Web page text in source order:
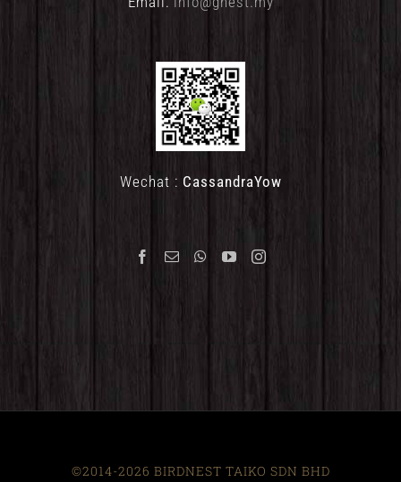
Wechat : CassandraYow
©2014-2026 BIRDNEST TAIKO SDN BHD